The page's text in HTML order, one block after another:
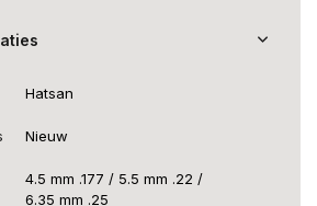
Hatsan
Nieuw
4.5 mm .177 / 5.5 mm .22 /
6.35 mm .25